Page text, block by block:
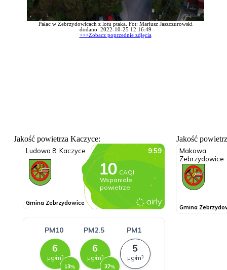
Pałac w Zebrzydowicach z lotu ptaka. Fot: Mariusz Jaszczurowski
dodano: 2022-10-25 12:16:49
>>>Zobacz poprzednie zdjęcia
Jakość powietrza Kaczyce: Jakość